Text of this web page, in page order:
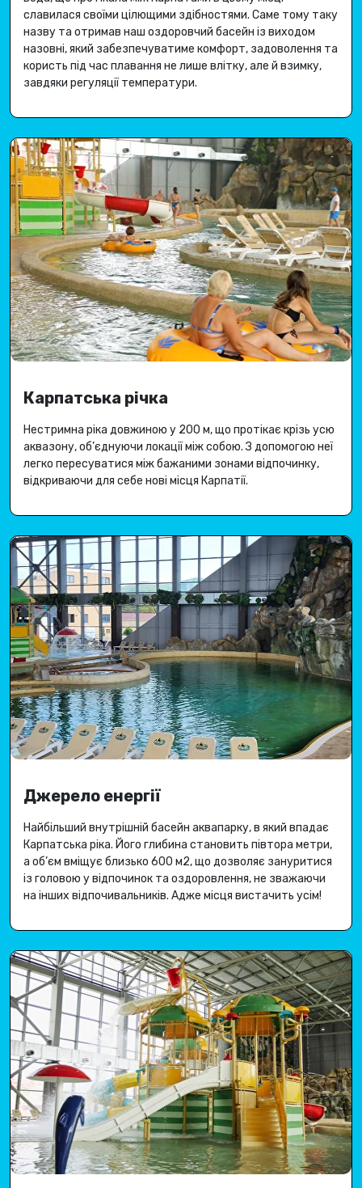
славилася своїми цілющими здібностями. Саме тому таку
назву та отримав наш оздоровчий басейн із виходом
назовні, який забезпечуватиме комфорт, задоволення та
користь під час плавання не лише влітку, але й взимку,
завдяки регуляції температури.
Карпатська річка
Нестримна ріка довжиною у 200 м, що протікає крізь усю
аквазону, об’єднуючи локації між собою.З допомогою неї
легко пересуватися між бажаними зонами відпочинку,
відкриваючи для себе нові місця Карпатії.
Джерело енергії
Найбільший внутрішній басейн аквапарку, в який впадає
Карпатська ріка. Його глибина становить півтора метри,
а об’єм вміщує близько 600 м2, що дозволяє зануритися
із головою у відпочинок та оздоровлення, не зважаючи
на інших відпочивальників. Адже місця вистачить усім!